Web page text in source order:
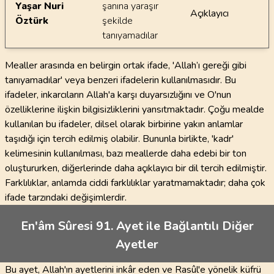
Yaşar Nuri
Öztürk
şanına yaraşır
şekilde
tanıyamadılar
Açıklayıcı
Mealler arasında en belirgin ortak ifade, 'Allah’ı gereği gibi
tanıyamadılar' veya benzeri ifadelerin kullanılmasıdır. Bu
ifadeler, inkarcıların Allah'a karşı duyarsızlığını ve O'nun
özelliklerine ilişkin bilgisizliklerini yansıtmaktadır. Çoğu mealde
kullanılan bu ifadeler, dilsel olarak birbirine yakın anlamlar
taşıdığı için tercih edilmiş olabilir. Bununla birlikte, 'kadr'
kelimesinin kullanılması, bazı meallerde daha edebi bir ton
oluştururken, diğerlerinde daha açıklayıcı bir dil tercih edilmiştir.
Farklılıklar, anlamda ciddi farklılıklar yaratmamaktadır; daha çok
ifade tarzındaki değişimlerdir.
En'âm Sûresi 91. Ayet ile Bağlantılı Diğer
Ayetler
Bu ayet, Allah'ın ayetlerini inkâr eden ve Rasûl'e yönelik küfrü